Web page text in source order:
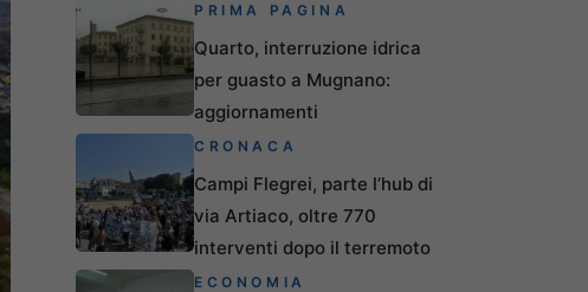
PRIMA PAGINA
Quarto, interruzione idrica
per guasto a Mugnano:
aggiornamenti
CRONACA
Campi Flegrei, parte l’hub di
via Artiaco, oltre 770
interventi dopo il terremoto
ECONOMIA